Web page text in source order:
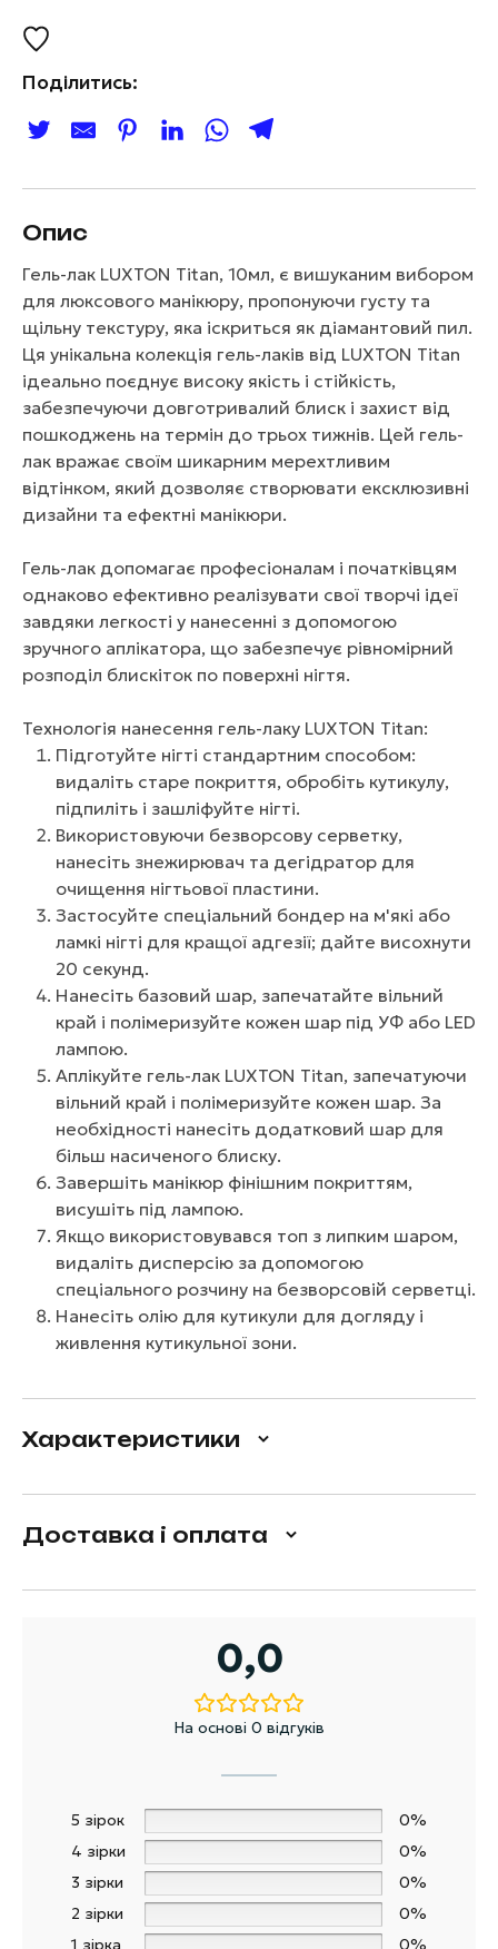
Поділитись:
Опис
Гель-лак LUXTON Titan, 10мл, є вишуканим вибором
для люксового манікюру, пропонуючи густу та
щільну текстуру, яка іскриться як діамантовий пил.
Ця унікальна колекція гель-лаків від LUXTON Titan
ідеально поєднує високу якість і стійкість,
забезпечуючи довготривалий блиск і захист від
пошкоджень на термін до трьох тижнів. Цей гель-
лак вражає своїм шикарним мерехтливим
відтінком, який дозволяє створювати ексклюзивні
дизайни та ефектні манікюри.
Гель-лак допомагає професіоналам і початківцям
однаково ефективно реалізувати свої творчі ідеї
завдяки легкості у нанесенні з допомогою
зручного аплікатора, що забезпечує рівномірний
розподіл блискіток по поверхні нігтя.
Технологія нанесення гель-лаку LUXTON Titan:
Підготуйте нігті стандартним способом:
видаліть старе покриття, обробіть кутикулу,
підпиліть і зашліфуйте нігті.
Використовуючи безворсову серветку,
нанесіть знежирювач та дегідратор для
очищення нігтьової пластини.
Застосуйте спеціальний бондер на м'які або
ламкі нігті для кращої адгезії; дайте висохнути
20 секунд.
Нанесіть базовий шар, запечатайте вільний
край і полімеризуйте кожен шар під УФ або LED
лампою.
Аплікуйте гель-лак LUXTON Titan, запечатуючи
вільний край і полімеризуйте кожен шар. За
необхідності нанесіть додатковий шар для
більш насиченого блиску.
Завершіть манікюр фінішним покриттям,
висушіть під лампою.
Якщо використовувався топ з липким шаром,
видаліть дисперсію за допомогою
спеціального розчину на безворсовій серветці.
Нанесіть олію для кутикули для догляду і
живлення кутикульної зони.
Характеристики
Доставка і оплата
0,0
На основі 0 відгуків
5 зірок
0%
4 зірки
0%
3 зірки
0%
2 зірки
0%
1 зірка
0%